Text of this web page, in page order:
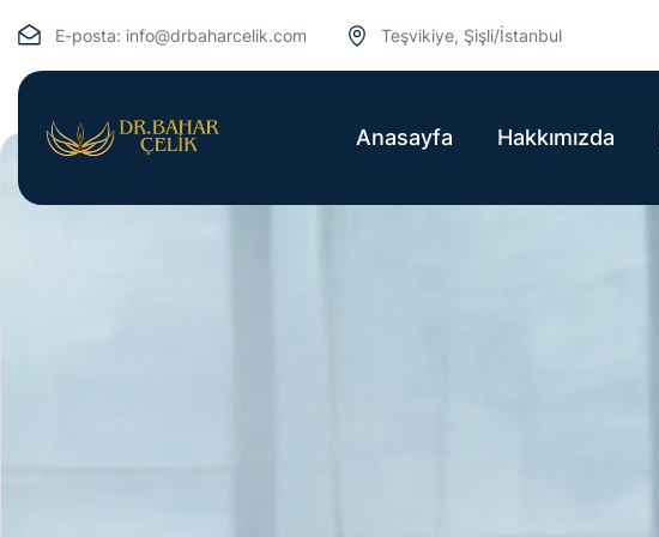
E-posta: info@drbaharcelik.com Teşvikiye, Şişli/İstanbul
Anasayfa Hakkımızda